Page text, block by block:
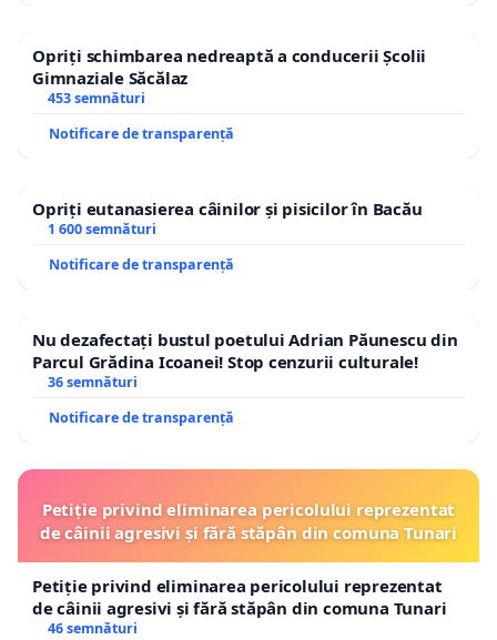
Opriți schimbarea nedreaptă a conducerii Școlii
Gimnaziale Săcălaz
453 semnături
Notificare de transparență
Opriți eutanasierea câinilor și pisicilor în Bacău
1 600 semnături
Notificare de transparență
Nu dezafectați bustul poetului Adrian Păunescu din
Parcul Grădina Icoanei! Stop cenzurii culturale!
36 semnături
Notificare de transparență
Petiție privind eliminarea pericolului reprezentat
de câinii agresivi și fără stăpân din comuna Tunari
Petiție privind eliminarea pericolului reprezentat
de câinii agresivi și fără stăpân din comuna Tunari
46 semnături